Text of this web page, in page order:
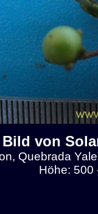
Bild von
Quebrada
Höhe: 500